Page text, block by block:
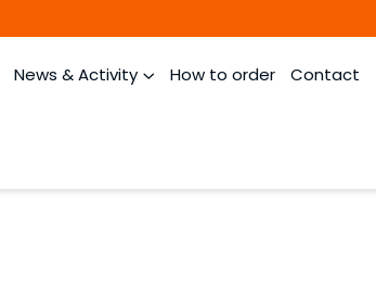
News & Activity How to order Contact